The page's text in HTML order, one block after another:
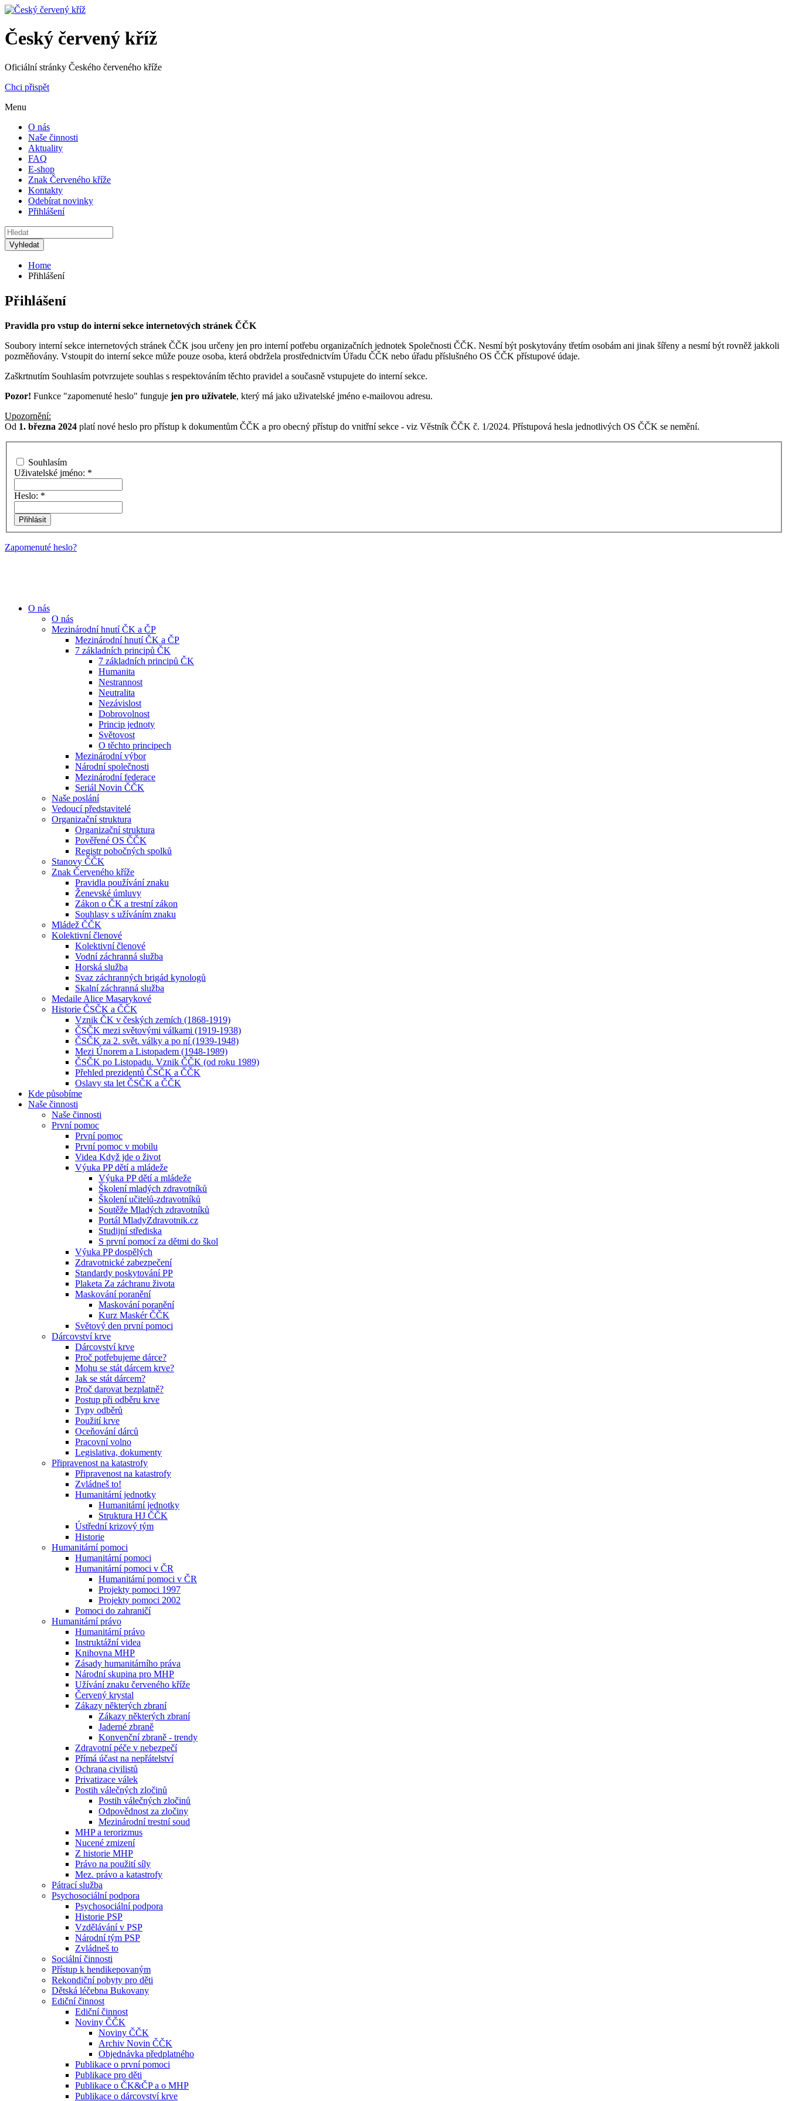
Český červený kříž
Oficiální stránky Českého červeného kříže
Chci přispět
Menu
O nás
Naše činnosti
Aktuality
FAQ
E-shop
Znak Červeného kříže
Kontakty
Odebírat novinky
Přihlášení
Home
Přihlášení
Přihlášení
Pravidla pro vstup do interní sekce internetových stránek ČČK
Soubory interní sekce internetových stránek ČČK jsou určeny jen pro interní potřebu organizačních jednotek Společnosti ČČK. Nesmí být poskytovány třetím osobám ani jinak šířeny a nesmí být rovněž jakkoli
pozměňovány. Vstoupit do interní sekce může pouze osoba, která obdržela prostřednictvím Úřadu ČČK nebo úřadu příslušného OS ČČK přístupové údaje.
Zaškrtnutím Souhlasím potvrzujete souhlas s respektováním těchto pravidel a současně vstupujete do interní sekce.
Pozor! Funkce "zapomenuté heslo" funguje jen pro uživatele, který má jako uživatelské jméno e-mailovou adresu.
Upozornění:
Od 1. března 2024 platí nové heslo pro přístup k dokumentům ČČK a pro obecný přístup do vnitřní sekce - viz Věstník ČČK č. 1/2024. Přístupová hesla jednotlivých OS ČČK se nemění.
Souhlasím
Uživatelské jméno: *
Heslo: *
Zapomenuté heslo?
O nás
O nás
Mezinárodní hnutí ČK a ČP
Mezinárodní hnutí ČK a ČP
7 základních principů ČK
7 základních principů ČK
Humanita
Nestrannost
Neutralita
Nezávislost
Dobrovolnost
Princip jednoty
Světovost
O těchto principech
Mezinárodní výbor
Národní společnosti
Mezinárodní federace
Seriál Novin ČČK
Naše poslání
Vedoucí představitelé
Organizační struktura
Organizační struktura
Pověřené OS ČČK
Registr pobočných spolků
Stanovy ČČK
Znak Červeného kříže
Pravidla používání znaku
Ženevské úmluvy
Zákon o ČK a trestní zákon
Souhlasy s užíváním znaku
Mládež ČČK
Kolektivní členové
Kolektivní členové
Vodní záchranná služba
Horská služba
Svaz záchranných brigád kynologů
Skalní záchranná služba
Medaile Alice Masarykové
Historie ČSČK a ČČK
Vznik ČK v českých zemích (1868-1919)
ČSČK mezi světovými válkami (1919-1938)
ČSČK za 2. svět. války a po ní (1939-1948)
Mezi Únorem a Listopadem (1948-1989)
ČSČK po Listopadu. Vznik ČČK (od roku 1989)
Přehled prezidentů ČSČK a ČČK
Oslavy sta let ČSČK a ČČK
Kde působíme
Naše činnosti
Naše činnosti
První pomoc
První pomoc
První pomoc v mobilu
Videa Když jde o život
Výuka PP dětí a mládeže
Výuka PP dětí a mládeže
Školení mladých zdravotníků
Školení učitelů-zdravotníků
Soutěže Mladých zdravotníků
Portál MladyZdravotnik.cz
Studijní střediska
S první pomocí za dětmi do škol
Výuka PP dospělých
Zdravotnické zabezpečení
Standardy poskytování PP
Plaketa Za záchranu života
Maskování poranění
Maskování poranění
Kurz Maskér ČČK
Světový den první pomoci
Dárcovství krve
Dárcovství krve
Proč potřebujeme dárce?
Mohu se stát dárcem krve?
Jak se stát dárcem?
Proč darovat bezplatně?
Postup při odběru krve
Typy odběrů
Použití krve
Oceňování dárců
Pracovní volno
Legislativa, dokumenty
Připravenost na katastrofy
Připravenost na katastrofy
Zvládneš to!
Humanitární jednotky
Humanitární jednotky
Struktura HJ ČČK
Ústřední krizový tým
Historie
Humanitární pomoci
Humanitární pomoci
Humanitární pomoci v ČR
Humanitární pomoci v ČR
Projekty pomoci 1997
Projekty pomoci 2002
Pomoci do zahraničí
Humanitární právo
Humanitární právo
Instruktážní videa
Knihovna MHP
Zásady humanitárního práva
Národní skupina pro MHP
Užívání znaku červeného kříže
Červený krystal
Zákazy některých zbraní
Zákazy některých zbraní
Jaderné zbraně
Konvenční zbraně - trendy
Zdravotní péče v nebezpečí
Přímá účast na nepřátelství
Ochrana civilistů
Privatizace válek
Postih válečných zločinů
Postih válečných zločinů
Odpovědnost za zločiny
Mezinárodní trestní soud
MHP a terorizmus
Nucené zmizení
Z historie MHP
Právo na použití síly
Mez. právo a katastrofy
Pátrací služba
Psychosociální podpora
Psychosociální podpora
Historie PSP
Vzdělávání v PSP
Národní tým PSP
Zvládneš to
Sociální činnosti
Přístup k hendikepovaným
Rekondiční pobyty pro děti
Dětská léčebna Bukovany
Ediční činnost
Ediční činnost
Noviny ČČK
Noviny ČČK
Archiv Novin ČČK
Objednávka předplatného
Publikace o první pomoci
Publikace pro děti
Publikace o ČK&ČP a o MHP
Publikace o dárcovství krve